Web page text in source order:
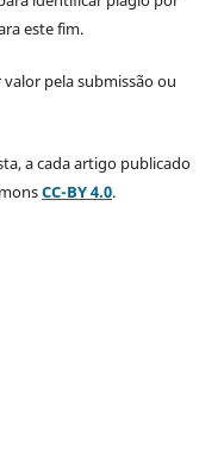
este fim.
pela submissão ou
a cada artigo publicado
CC-BY 4.0.